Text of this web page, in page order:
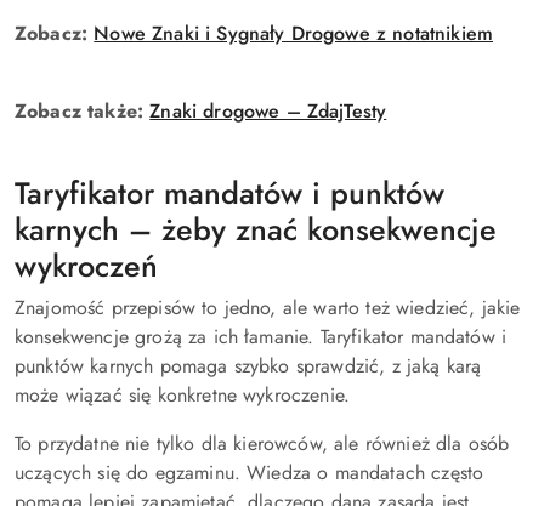
Zobacz: Nowe Znaki i Sygnały Drogowe z notatnikiem
Zobacz także: Znaki drogowe – ZdajTesty
Taryfikator mandatów i punktów
karnych – żeby znać konsekwencje
wykroczeń
Znajomość przepisów to jedno, ale warto też wiedzieć, jakie
konsekwencje grożą za ich łamanie. Taryfikator mandatów i
punktów karnych pomaga szybko sprawdzić, z jaką karą
może wiązać się konkretne wykroczenie.
To przydatne nie tylko dla kierowców, ale również dla osób
uczących się do egzaminu. Wiedza o mandatach często